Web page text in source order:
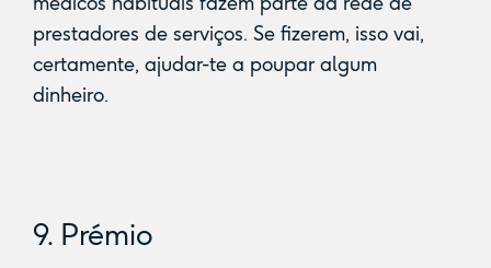
prestadores de serviços. Se fizerem, isso vai,
certamente, ajudar-te a poupar algum
dinheiro.
9. Prémio